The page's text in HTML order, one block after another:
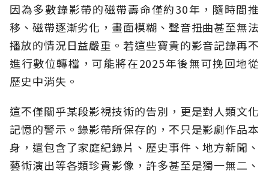
因為多數錄影帶的磁帶壽命僅約30年，隨時間推
移、磁帶逐漸劣化，畫面模糊、聲音扭曲甚至無法
播放的情況日益嚴重。若這些寶貴的影音記錄再不
進行數位轉檔，可能將在2025年後無可挽回地從
歷史中消失。
這不僅關乎某段影視技術的告別，更是對人類文化
記憶的警示。錄影帶所保存的，不只是影劇作品本
身，還包含了家庭紀錄片、歷史事件、地方新聞、
藝術演出等各類珍貴影像，許多甚至是獨一無二、